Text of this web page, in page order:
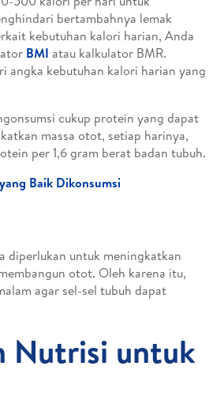
bertambahnya lemak
kebutuhan kalori harian, Anda
BMI atau kalkulator BMR.
angka kebutuhan kalori harian yang
cukup protein yang dapat
massa otot, setiap harinya,
per 1,6 gram berat badan tubuh.
Baik Dikonsumsi
diperlukan untuk meningkatkan
otot. Oleh karena itu,
agar sel-sel tubuh dapat
Nutrisi untuk